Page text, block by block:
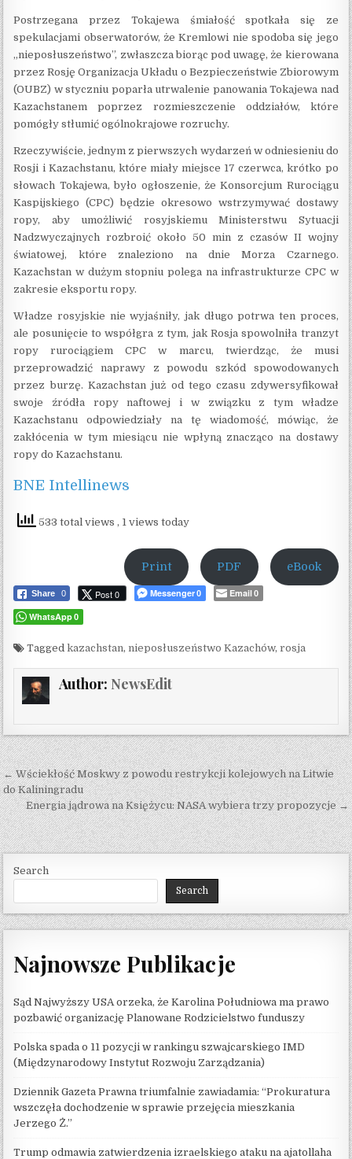
Postrzegana przez Tokajewa śmiałość spotkała się ze
spekulacjami obserwatorów, że Kremlowi nie spodoba się jego
„nieposłuszeństwo”, zwłaszcza biorąc pod uwagę, że kierowana
przez Rosję Organizacja Układu o Bezpieczeństwie Zbiorowym
(OUBZ) w styczniu poparła utrwalenie panowania Tokajewa nad
Kazachstanem poprzez rozmieszczenie oddziałów, które
pomógły stłumić ogólnokrajowe rozruchy.
Rzeczywiście, jednym z pierwszych wydarzeń w odniesieniu do
Rosji i Kazachstanu, które miały miejsce 17 czerwca, krótko po
słowach Tokajewa, było ogłoszenie, że Konsorcjum Rurociągu
Kaspijskiego (CPC) będzie okresowo wstrzymywać dostawy
ropy, aby umożliwić rosyjskiemu Ministerstwu Sytuacji
Nadzwyczajnych rozbroić około 50 min z czasów II wojny
światowej, które znaleziono na dnie Morza Czarnego.
Kazachstan w dużym stopniu polega na infrastrukturze CPC w
zakresie eksportu ropy.
Władze rosyjskie nie wyjaśniły, jak długo potrwa ten proces,
ale posunięcie to współgra z tym, jak Rosja spowolniła tranzyt
ropy rurociągiem CPC w marcu, twierdząc, że musi
przeprowadzić naprawy z powodu szkód spowodowanych
przez burzę. Kazachstan już od tego czasu zdywersyfikował
swoje źródła ropy naftowej i w związku z tym władze
Kazachstanu odpowiedziały na tę wiadomość, mówiąc, że
zakłócenia w tym miesiącu nie wpłyną znacząco na dostawy
ropy do Kazachstanu.
BNE Intellinews
533 total views , 1 views today
Print PDF eBook
Share 0 Post 0 Messenger 0 Email 0
WhatsApp 0
Taggedkazachstan,nieposłuszeństwo Kazachów,rosja
Author: NewsEdit
Post navigation
← Wściekłość Moskwy z powodu restrykcji kolejowych na Litwie
do Kaliningradu
Energia jądrowa na Księżycu: NASA wybiera trzy propozycje →
Search
Search
Najnowsze Publikacje
Sąd Najwyższy USA orzeka, że ​​Karolina Południowa ma prawo
pozbawić organizację Planowane Rodzicielstwo funduszy
Polska spada o 11 pozycji w rankingu szwajcarskiego IMD
(Międzynarodowy Instytut Rozwoju Zarządzania)
Dziennik Gazeta Prawna triumfalnie zawiadamia: “Prokuratura
wszczęła dochodzenie w sprawie przejęcia mieszkania
Jerzego Ż.”
Trump odmawia zatwierdzenia izraelskiego ataku na ajatollaha